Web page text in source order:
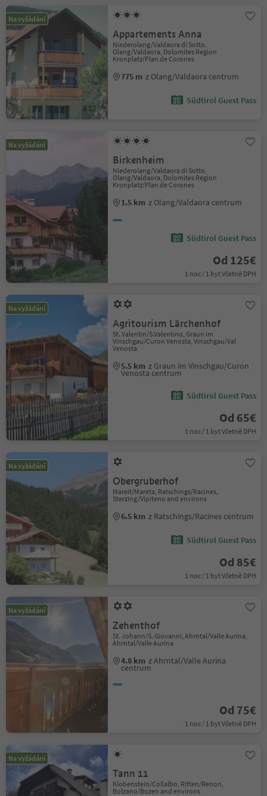
Na vyžádání
Appartements Anna
Niederolang/Valdaora di Sotto,
Olang/Valdaora, Dolomites Region
Kronplatz/Plan de Corones
775 m z Olang/Valdaora centrum
Südtirol Guest Pass
Na vyžádání
Birkenheim
Niederolang/Valdaora di Sotto,
Olang/Valdaora, Dolomites Region
Kronplatz/Plan de Corones
1.5 km z Olang/Valdaora centrum
Südtirol Guest Pass
Od 125€
1 noc / 1 byt Včetně DPH
Na vyžádání
Agritourism Lärchenhof
St. Valentin/S.Valentino, Graun im
Vinschgau/Curon Venosta, Vinschgau/Val
Venosta
5.5 km z Graun im Vinschgau/Curon
Venosta centrum
Südtirol Guest Pass
Od 65€
1 noc / 1 byt Včetně DPH
Na vyžádání
Obergruberhof
Mareit/Mareta, Ratschings/Racines,
Sterzing/Vipiteno and environs
6.5 km z Ratschings/Racines centrum
Südtirol Guest Pass
Od 85€
1 noc / 1 byt Včetně DPH
Na vyžádání
Zehenthof
St. Johann/S. Giovanni, Ahrntal/Valle Aurina,
Ahrntal/Valle Aurina
4.8 km z Ahrntal/Valle Aurina
centrum
Od 75€
1 noc / 1 byt Včetně DPH
Na vyžádání
Tann 11
Klobenstein/Collalbo, Ritten/Renon,
Bolzano/Bozen and environs